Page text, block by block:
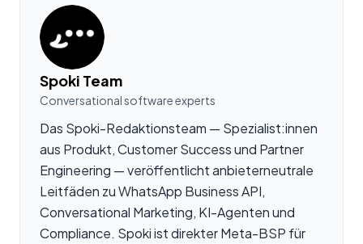
Spoki Team
Conversational software experts
Das Spoki-Redaktionsteam — Spezialist:innen
aus Produkt, Customer Success und Partner
Engineering — veröffentlicht anbieterneutrale
Leitfäden zu WhatsApp Business API,
Conversational Marketing, KI-Agenten und
Compliance. Spoki ist direkter Meta-BSP für